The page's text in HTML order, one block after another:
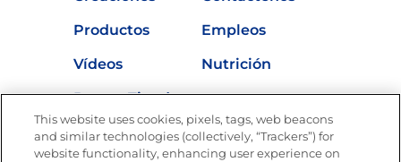
Productos
Empleos
Vídeos
Nutrición
Buscar Tienda
This website uses cookies, pixels, tags, web beacons
and similar technologies (collectively, “Trackers”) for
website functionality, enhancing user experience on